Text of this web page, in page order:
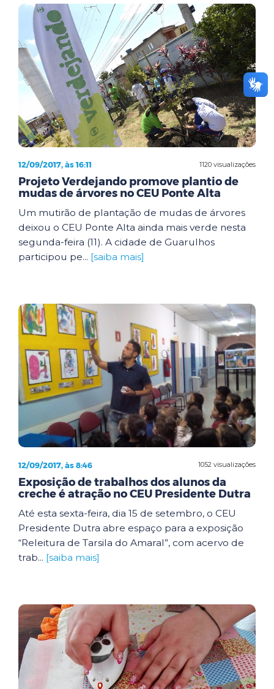
1120 visualizações
12/09/2017, às 16:11
Projeto Verdejando promove plantio de
mudas de árvores no CEU Ponte Alta
Um mutirão de plantação de mudas de árvores
deixou o CEU Ponte Alta ainda mais verde nesta
segunda-feira (11). A cidade de Guarulhos
participou pe... [saiba mais]
1052 visualizações
12/09/2017, às 8:46
Exposição de trabalhos dos alunos da
creche é atração no CEU Presidente Dutra
Até esta sexta-feira, dia 15 de setembro, o CEU
Presidente Dutra abre espaço para a exposição
“Releitura de Tarsila do Amaral”, com acervo de
trab... [saiba mais]